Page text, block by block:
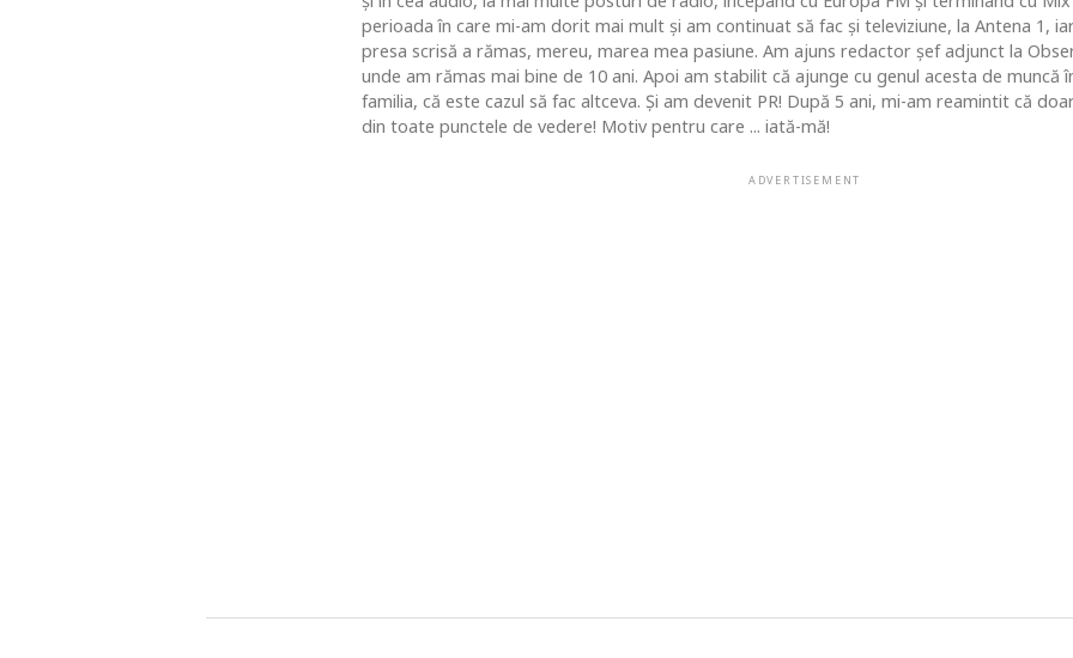
perioada în care mi-am dorit mai mult şi am continuat să fac şi televiziune, la Antena 1,
presa scrisă a rămas, mereu, marea mea pasiune. Am ajuns redactor şef adjunct la
unde am rămas mai bine de 10 ani. Apoi am stabilit că ajunge cu genul acesta de muncă
familia, că este cazul să fac altceva. Şi am devenit PR! După 5 ani, mi-am reamintit că
din toate punctele de vedere! Motiv pentru care ... iată-mă!
ADVERTISEMENT